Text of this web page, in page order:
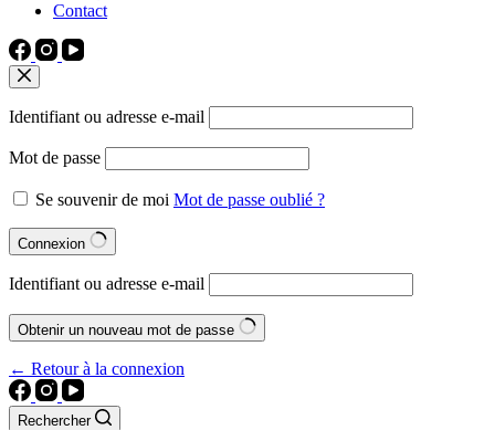
Contact
Identifiant ou adresse e-mail
Mot de passe
Se souvenir de moi Mot de passe oublié ?
Connexion
Identifiant ou adresse e-mail
Obtenir un nouveau mot de passe
← Retour à la connexion
Rechercher